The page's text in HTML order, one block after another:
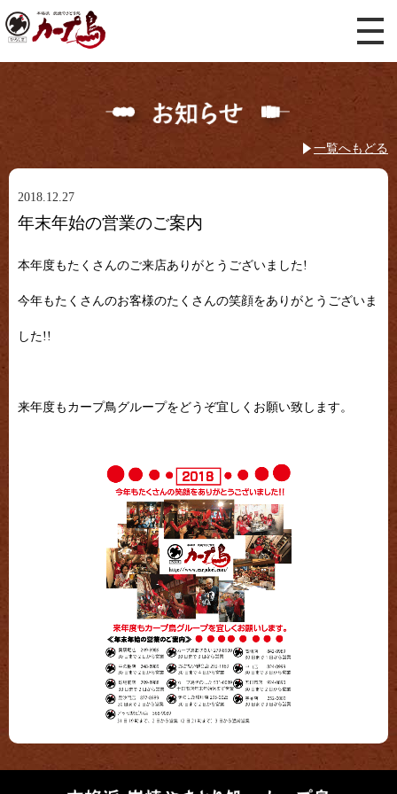
一覧へもどる
2018.12.27
年末年始の営業のご案内
本年度もたくさんのご来店ありがとうございました!
今年もたくさんのお客様のたくさんの笑顔をありがとうございま
した!!
来年度もカープ鳥グループをどうぞ宜しくお願い致します。